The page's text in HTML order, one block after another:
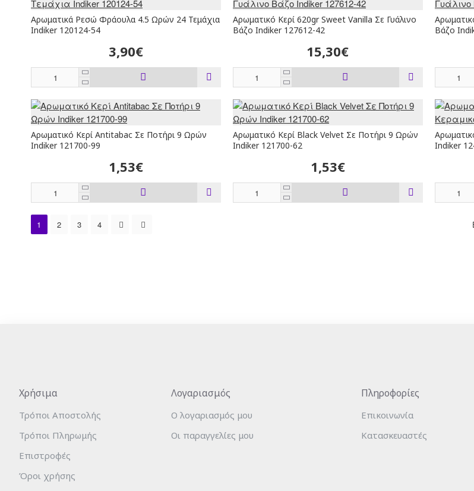
Αρωματικά Ρεσώ Φράουλα 4.5 Ωρών 24 Τεμάχια
Indiker 120124-54
3,90€
Αρωματικό Κερί 620gr Sweet Vanilla Σε Γυάλινο
Βάζο Indiker 127612-42
15,30€
Βάζο
Αρωματικό Κερί Antitabac Σε Ποτήρι 9 Ωρών
Indiker 121700-99
1,53€
Αρωματικό Κερί Black Velvet Σε Ποτήρι 9 Ωρών
Indiker 121700-62
1,53€
Indiker
1 2 3 4
Χρήσιμα
Τρόποι Αποστολής
Τρόποι Πληρωμής
Επιστροφές
Όροι χρήσης
Λογαριασμός
Ο λογαριασμός μου
Οι παραγγελίες μου
Πληροφορίες
Επικοινωνία
Κατασκευαστές